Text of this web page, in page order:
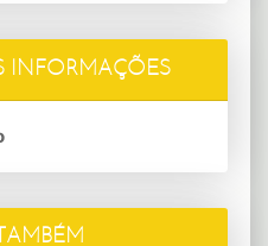
INFORMAÇÕES